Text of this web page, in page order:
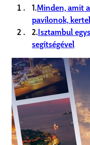
1.Minden, amit
pavilonok,
2.Isztambul
segítségével